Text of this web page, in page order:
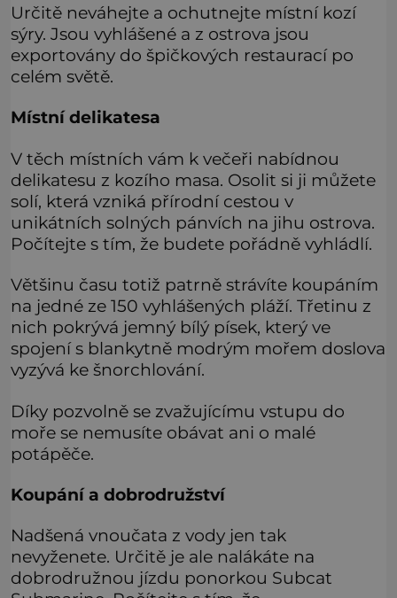
Určitě neváhejte a ochutnejte místní kozí
sýry. Jsou vyhlášené a z ostrova jsou
exportovány do špičkových restaurací po
celém světě.
Místní delikatesa
V těch místních vám k večeři nabídnou
delikatesu z kozího masa. Osolit si ji můžete
solí, která vzniká přírodní cestou v
unikátních solných pánvích na jihu ostrova.
Počítejte s tím, že budete pořádně vyhládlí.
Většinu času totiž patrně strávíte koupáním
na jedné ze 150 vyhlášených pláží. Třetinu z
nich pokrývá jemný bílý písek, který ve
spojení s blankytně modrým mořem doslova
vyzývá ke šnorchlování.
Díky pozvolně se zvažujícímu vstupu do
moře se nemusíte obávat ani o malé
potápěče.
Koupání a dobrodružství
Nadšená vnoučata z vody jen tak
nevyženete. Určitě je ale nalákáte na
dobrodružnou jízdu ponorkou Subcat